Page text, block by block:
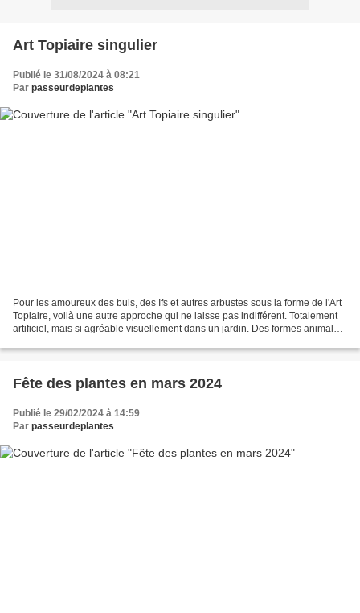
Art Topiaire singulier
Publié le 31/08/2024 à 08:21
Par passeurdeplantes
Pour les amoureux des buis, des Ifs et autres arbustes sous la forme de l'Art
Topiaire, voilà une autre approche qui ne laisse pas indifférent. Totalement
artificiel, mais si agréable visuellement dans un jardin. Des formes animales,
Fête des plantes en mars 2024
Publié le 29/02/2024 à 14:59
Par passeurdeplantes